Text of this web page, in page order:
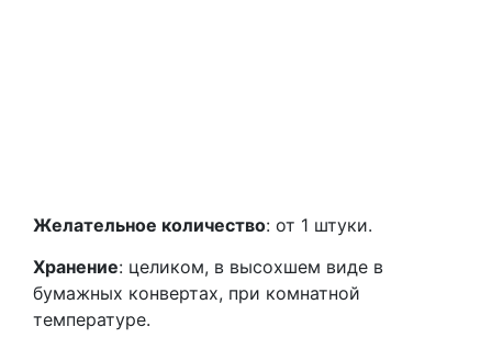
Желательное количество: от 1 штуки.
Хранение: целиком, в высохшем виде в
бумажных конвертах, при комнатной
температуре.